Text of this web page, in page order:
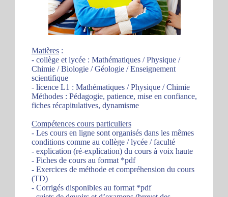
Matières :
- collège et lycée : Mathématiques / Physique /
Chimie / Biologie / Géologie / Enseignement
scientifique
- licence L1 : Mathématiques / Physique / Chimie
Méthodes : Pédagogie, patience, mise en confiance,
fiches récapitulatives, dynamisme
Compétences cours particuliers
- Les cours en ligne sont organisés dans les mêmes
conditions comme au collège / lycée / faculté
- explication (ré-explication) du cours à voix haute
- Fiches de cours au format *pdf
- Exercices de méthode et compréhension du cours
(TD)
- Corrigés disponibles au format *pdf